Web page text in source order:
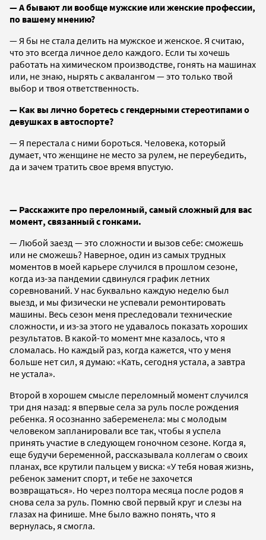
— А бывают ли вообще мужские или женские профессии,
по вашему мнению?
— Я бы не стала делить на мужское и женское. Я считаю,
что это всегда личное дело каждого. Если ты хочешь
работать на химическом производстве, гонять на машинах
или, не знаю, нырять с аквалангом — это только твой
выбор и твоя ответственность.
— Как вы лично боретесь с гендерными стереотипами о
девушках в автоспорте?
— Я перестала с ними бороться. Человека, который
думает, что женщине не место за рулем, не переубедить,
да и зачем тратить свое время впустую.
— Расскажите про переломный, самый сложный для вас
момент, связанный с гонками.
— Любой заезд — это сложности и вызов себе: сможешь
или не сможешь? Наверное, один из самых трудных
моментов в моей карьере случился в прошлом сезоне,
когда из-за пандемии сдвинулся график летних
соревнований. У нас буквально каждую неделю был
выезд, и мы физически не успевали ремонтировать
машины. Весь сезон меня преследовали технические
сложности, и из-за этого не удавалось показать хороших
результатов. В какой-то момент мне казалось, что я
сломалась. Но каждый раз, когда кажется, что у меня
больше нет сил, я думаю: «Кать, сегодня устала, а завтра
не устала».
Второй в хорошем смысле переломный момент случился
три дня назад: я впервые села за руль после рождения
ребенка. Я осознанно забеременела: мы с молодым
человеком запланировали все так, чтобы я успела
принять участие в следующем гоночном сезоне. Когда я,
еще будучи беременной, рассказывала коллегам о своих
планах, все крутили пальцем у виска: «У тебя новая жизнь,
ребенок заменит спорт, и тебе не захочется
возвращаться». Но через полтора месяца после родов я
снова села за руль. Помню свой первый круг и слезы на
глазах на финише. Мне было важно понять, что я
вернулась, я смогла.